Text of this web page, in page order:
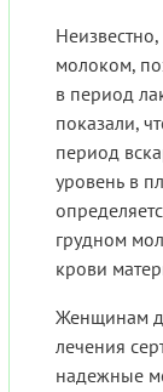
молоком,
в период
показали,
период
уровень в
грудном
крови
Женщинам
лечения
надежные